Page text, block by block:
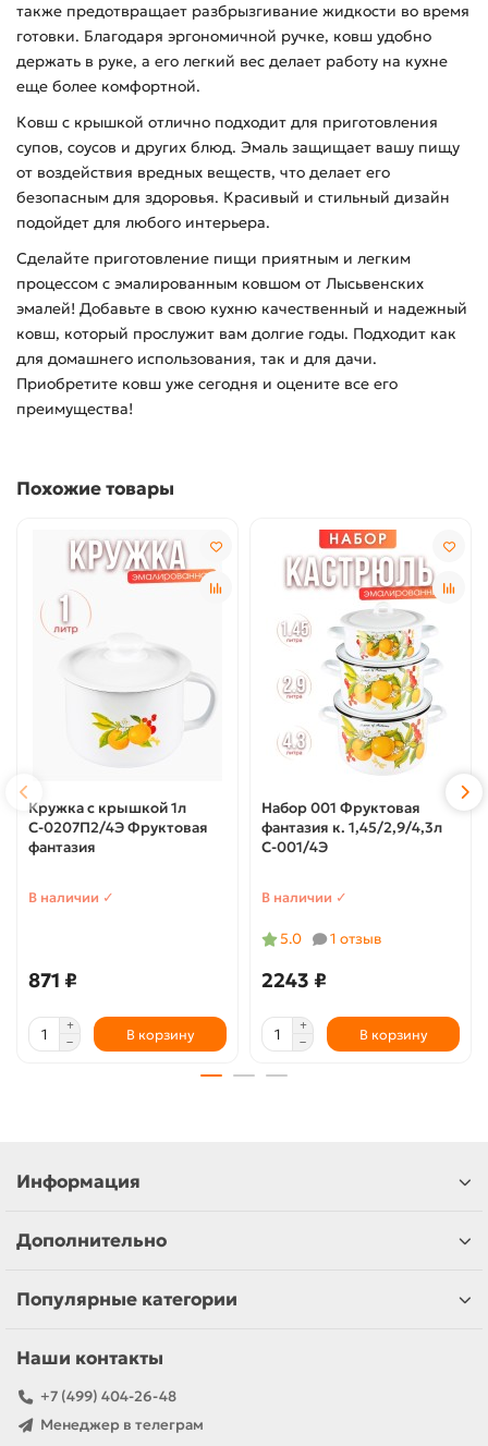
также предотвращает разбрызгивание жидкости во время
готовки. Благодаря эргономичной ручке, ковш удобно
держать в руке, а его легкий вес делает работу на кухне
еще более комфортной.
Ковш с крышкой отлично подходит для приготовления
супов, соусов и других блюд. Эмаль защищает вашу пищу
от воздействия вредных веществ, что делает его
безопасным для здоровья. Красивый и стильный дизайн
подойдет для любого интерьера.
Сделайте приготовление пищи приятным и легким
процессом с эмалированным ковшом от Лысьвенских
эмалей! Добавьте в свою кухню качественный и надежный
ковш, который прослужит вам долгие годы. Подходит как
для домашнего использования, так и для дачи.
Приобретите ковш уже сегодня и оцените все его
преимущества!
Похожие товары
Кружка с крышкой 1л
С-0207П2/4Э Фруктовая
фантазия
В наличии ✓
871 ₽
В корзину
Набор 001 Фруктовая
фантазия к. 1,45/2,9/4,3л
С-001/4Э
В наличии ✓
5.0 1 отзыв
2243 ₽
В корзину
Информация
Дополнительно
Популярные категории
Наши контакты
+7 (499) 404-26-48
Менеджер в телеграм